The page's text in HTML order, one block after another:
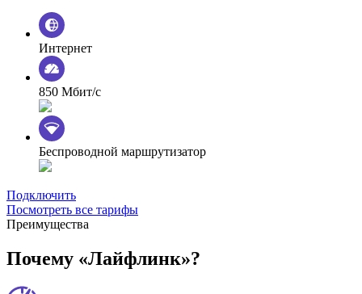
Интернет
850 Мбит/с
Беспроводной маршрутизатор
Подключить
Посмотреть все тарифы
Преимущества
Почему «Лайфлинк»?